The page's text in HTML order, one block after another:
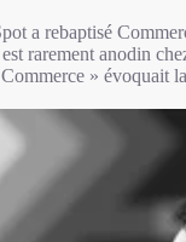
a rebaptisé
rarement anodin
» évoquait
une facture
celui d'entreprises
second monde, pas